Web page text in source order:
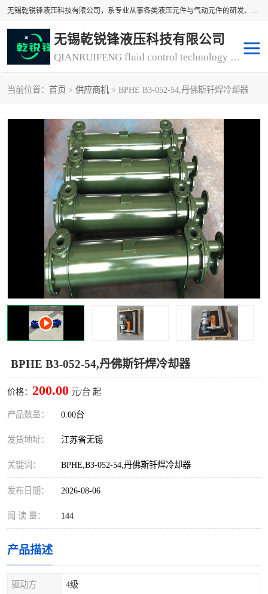
无锡乾锐锋液压科技有限公司，系专业从事各类液压元件与气动元件的研发、生产和销售业务为一体的生产型齿轮泵厂家、液压齿轮泵厂家。主要生产销售风冷式冷却器、液压油风冷却器，冷却器厂家直销、齿轮泵型号、齿轮泵厂家排名详情可来电咨询！
无锡乾锐锋液压科技有限公司
QIANRUIFENG fluid control technology co. LTD
当前位置： 首页 > 供应商机 > BPHE B3-052-54,丹佛斯钎焊冷却器
BPHE B3-052-54,丹佛斯钎焊冷却器
价格： 200.00 元/台 起
产品数量： 0.00台
发货地址： 江苏省无锡
关键词： BPHE,B3-052-54,丹佛斯钎焊冷却器
发布日期： 2026-08-06
阅 读 量： 144
产品描述
驱动方 4级
冷却器厂家直销 过滤器
离合器、制动器 气动元器件
齿轮泵厂家